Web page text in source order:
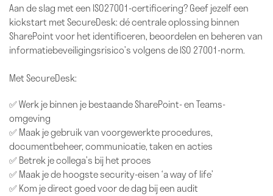
Aan de slag met een ISO27001-certificering? Geef jezelf een
kickstart met SecureDesk: dé centrale oplossing binnen
SharePoint voor het identificeren, beoordelen en beheren van
informatiebeveiligingsrisico’s volgens de ISO 27001-norm.
Met SecureDesk:
✅ Werk je binnen je bestaande SharePoint- en Teams-
omgeving
✅ Maak je gebruik van voorgewerkte procedures,
documentbeheer, communicatie, taken en acties
✅ Betrek je collega’s bij het proces
✅ Maak je de hoogste security-eisen ‘a way of life’
✅ Kom je direct goed voor de dag bij een audit